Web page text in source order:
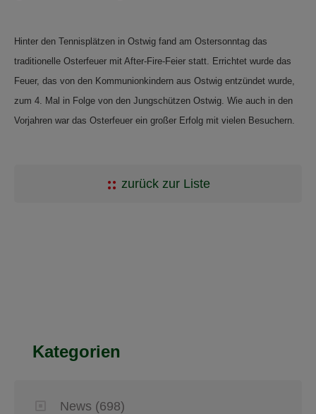
Hinter den Tennisplätzen in Ostwig fand am Ostersonntag das
traditionelle Osterfeuer mit After-Fire-Feier statt. Errichtet wurde das
Feuer, das von den Kommunionkindern aus Ostwig entzündet wurde,
zum 4. Mal in Folge von den Jungschützen Ostwig. Wie auch in den
Vorjahren war das Osterfeuer ein großer Erfolg mit vielen Besuchern.
zurück zur Liste
Kategorien
News (698)